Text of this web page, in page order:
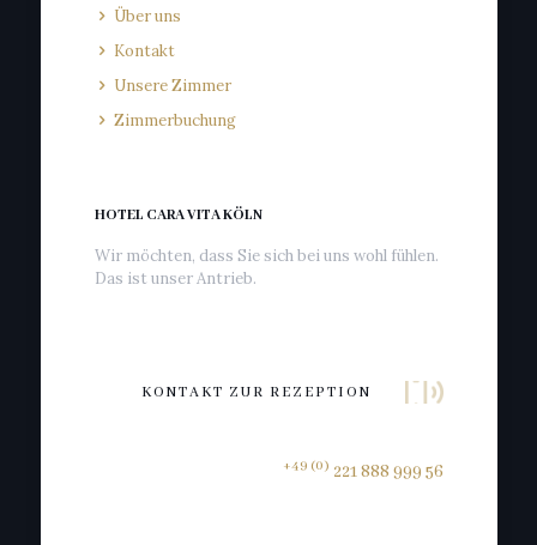
Über uns
Kontakt
Unsere Zimmer
Zimmerbuchung
HOTEL CARA VITA KÖLN
Wir möchten, dass Sie sich bei uns wohl fühlen.
Das ist unser Antrieb.
KONTAKT ZUR REZEPTION
+49 (0) 221 888 999 56